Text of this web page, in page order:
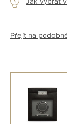
Přejít na